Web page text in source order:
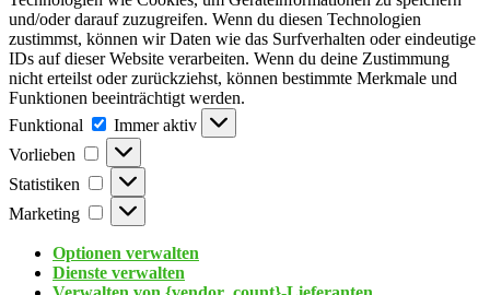
und/oder darauf zuzugreifen. Wenn du diesen Technologien
zustimmst, können wir Daten wie das Surfverhalten oder eindeutige
IDs auf dieser Website verarbeiten. Wenn du deine Zustimmung
nicht erteilst oder zurückziehst, können bestimmte Merkmale und
Funktionen beeinträchtigt werden.
Funktional
Immer aktiv
Vorlieben
Statistiken
Marketing
Optionen verwalten
Dienste verwalten